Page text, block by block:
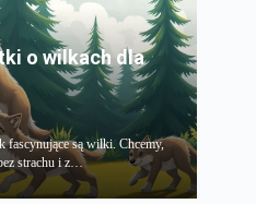
o wilkach dla
fascynujące są wilki. Chcemy,
strachu i z…